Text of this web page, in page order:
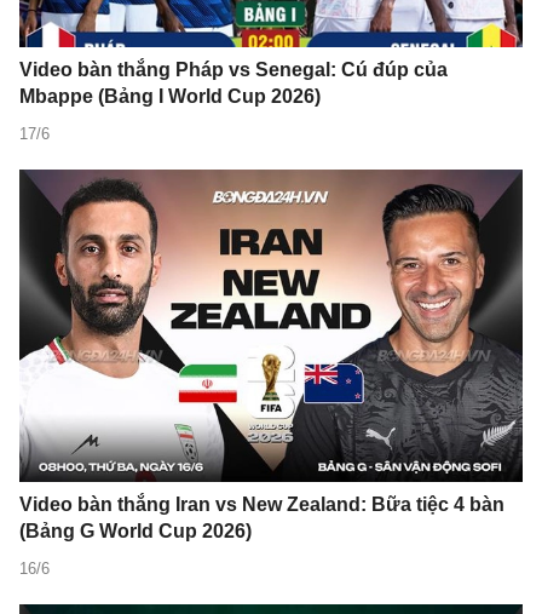
Video bàn thắng Pháp vs Senegal: Cú đúp của
Mbappe (Bảng I World Cup 2026)
17/6
Video bàn thắng Iran vs New Zealand: Bữa tiệc 4 bàn
(Bảng G World Cup 2026)
16/6